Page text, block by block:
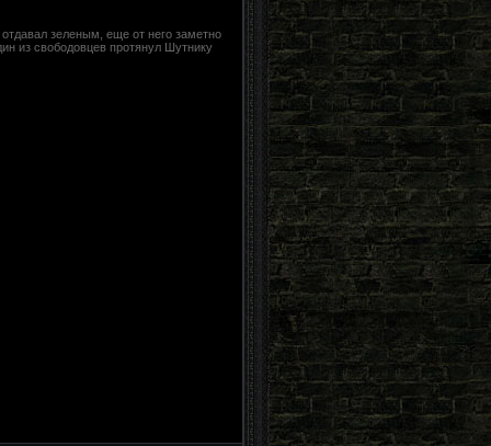
зеленым, еще от него заметно
из свободовцев протянул Шутнику